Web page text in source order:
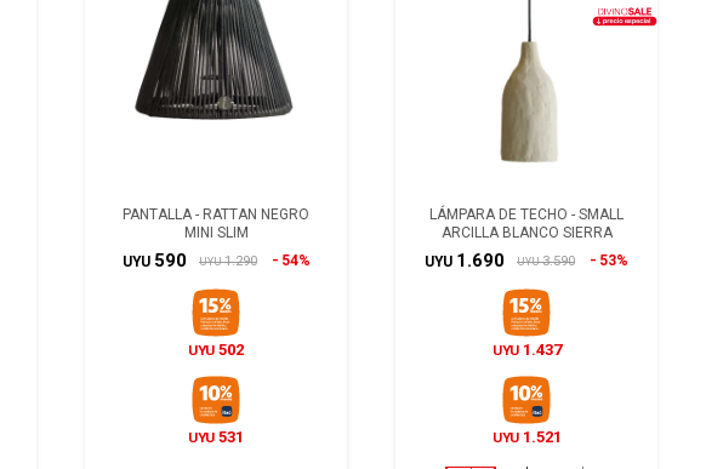
PANTALLA - RATTAN NEGRO
MINI SLIM
UYU 590 UYU 1.290 54%
UYU 502
UYU 531
LÁMPARA DE TECHO - SMALL
ARCILLA BLANCO SIERRA
UYU 1.690 UYU 3.590 53%
UYU 1.437
UYU 1.521